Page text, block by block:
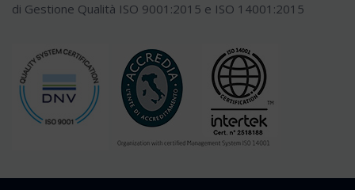
di Gestione Qualità ISO 9001:2015 e ISO 14001:2015